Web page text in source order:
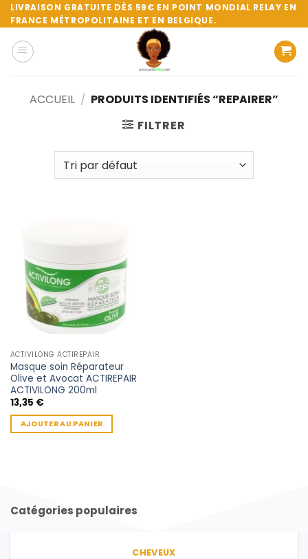
Passer
au
contenu
LIVRAISON GRATUITE DÈS 59€ EN POINT MONDIAL RELAY EN
FRANCE MÉTROPOLITAINE ET EN BELGIQUE.
ACCUEIL / PRODUITS IDENTIFIÉS “REPAIRER”
FILTRER
ACTIVILONG ACTIREPAIR
Masque soin Réparateur
Olive et Avocat ACTIREPAIR
ACTIVILONG 200ml
13,35 €
AJOUTER AU PANIER
Catégories populaires
CHEVEUX